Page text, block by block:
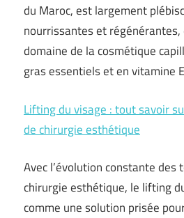
du Maroc, est largement
nourrissantes et
domaine de la cosmétique
gras essentiels et en vitamine
Lifting du visage : tout savoir
de chirurgie esthétique
Avec l’évolution constante des
chirurgie esthétique, le lifting
comme une solution prisée